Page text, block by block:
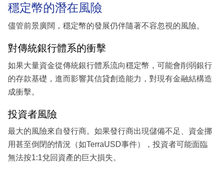
穩定幣的潛在風險
儘管前景廣闊，穩定幣的發展仍伴隨著不容忽視的風險。
對傳統銀行體系的衝擊
如果大量資金從傳統銀行體系流向穩定幣，可能會削弱銀行
的存款基礎，進而影響其信貸創造能力，對現有金融結構造
成衝擊。
投資者風險
最大的風險來自發行商。如果發行商出現儲備不足、資金挪
用甚至倒閉的情況（如TerraUSD事件），投資者可能面臨
無法按1:1兌回資產的巨大損失。